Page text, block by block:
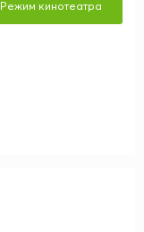
Режим кинотеатра